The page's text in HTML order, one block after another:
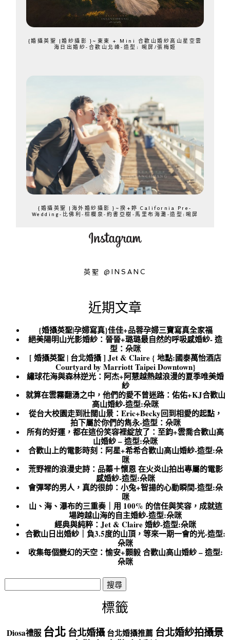
{婚攝英聖 |婚紗攝影 }~東東 + Mini 合歡山婚紗高山星空雲
海日出婚紗-合歡山北峰-造型: 晼屏/張梅姬
{婚攝英聖 |海外婚紗攝影 }~揆+婷 California Pre-
Wedding-比佛利-棕櫚泉-約書亞樹-馬里布海灘-造型:晼屏
英聖 @INSANC
近期文章
{婚攝英聖|孕婦寫真}佳佳+品蓉孕婦三寶寫真全家福
絕美陽明山光影婚紗：晉晉+璐璐最自然的呼吸感婚紗- 造
型：朵咪
[ 婚攝英聖 | 台北婚攝 ] Jet & Claire { 地點:國泰萬怡酒店
Courtyard by Marriott Taipei Downtown}
繡球花海與森林逆光：阿杰+阿慧越熱越浪漫的夏季唯美婚
紗
就算在雲霧翻湧之中，他們的愛不曾迷路：佑佑+KJ合歡山
高山婚紗-造型:朵咪
從台大校園走到壯闊山景：Eric+Becky回到相愛的起點，
拍下屬於你們的雋永-造型：朵咪
所有的好運，都在這份笑容裡綻放了：至鈞+雲喬合歡山高
山婚紗 – 造型:朵咪
合歡山上的電影時刻：阿星+希希合歡山高山婚紗-造型:朵
咪
荒野裡的浪漫史詩：品蓁＋懷恩 在火炎山拍出專屬的電影
感婚紗-造型:朵咪
會彈琴的男人，真的很帥：小兔+智揚的心動瞬間-造型:朵
咪
山、海、瀑布的三重奏｜用 100% 的信任與笑容，成就這
場跨越山海的自主婚紗-造型:朵咪
經典與純粹：Jet & Claire 婚紗-造型:朵咪
合歡山日出婚紗｜負3.5度的山頂，等來一期一會的光-造型:
朵咪
收集每個變幻的天空：愉安+顥毅 合歡山高山婚紗 – 造型:
朵咪
搜
尋
標籤
Diosa禮服 台北台北婚攝 台北婚攝推薦 台北婚紗拍攝景